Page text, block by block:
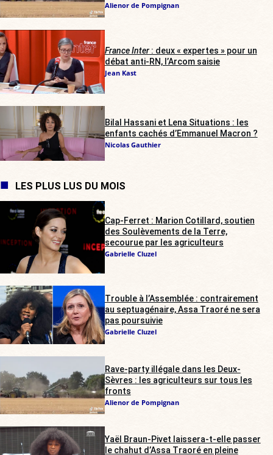
Alienor de Pompignan
France Inter: deux « expertes » pour un
débat anti-RN, l’Arcom saisie
Jean Kast
Bilal Hassani et Lena Situations : les
enfants cachés d’Emmanuel Macron ?
Nicolas Gauthier
LES PLUS LUS DU MOIS
Cap-Ferret : Marion Cotillard, soutien
des Soulèvements de la Terre,
secourue par les agriculteurs
Gabrielle Cluzel
Trouble à l’Assemblée : contrairement
au septuagénaire, Assa Traoré ne sera
pas poursuivie
Gabrielle Cluzel
Rave-party illégale dans les Deux-
Sèvres : les agriculteurs sur tous les
fronts
Alienor de Pompignan
Yaël Braun-Pivet laissera-t-elle passer
le chahut d’Assa Traoré en pleine